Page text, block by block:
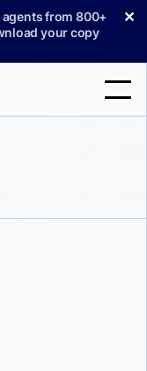
from 800+
your copy
✕